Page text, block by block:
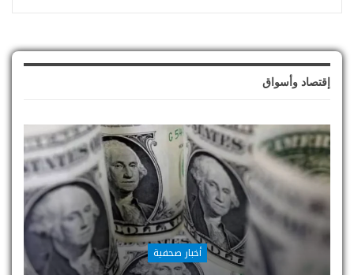
إقتصاد وأسواق
أخبار صحفية